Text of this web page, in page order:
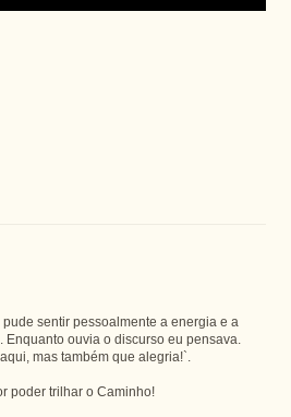
sentir pessoalmente a energia e a
ouvia o discurso eu pensava.
mas também que alegria!`.
poder trilhar o Caminho!